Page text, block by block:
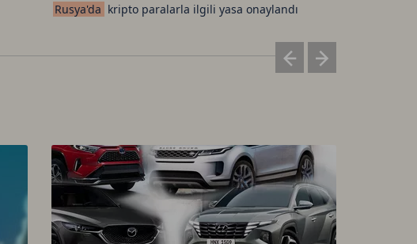
Rusya'da kripto paralarla ilgili yasa onaylandı